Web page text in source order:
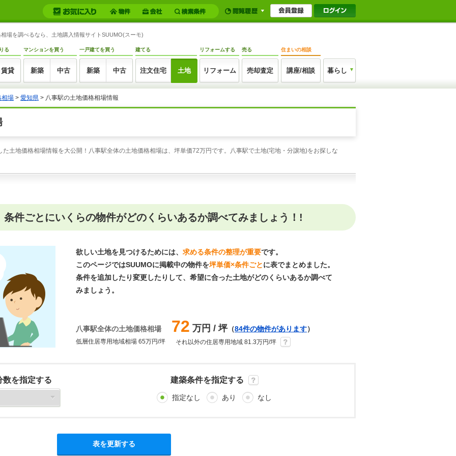
場を調べるなら、土地購入情報サイトSUUMO(スーモ)
る
賃貸
マンションを買う
新築 中古
一戸建てを買う
新築 中古
建てる
注文住宅 土地
リフォームする
リフォーム
売る
売却査定
住まいの相談
講座/相談 暮らし
相場 > 愛知県 > 八事駅の土地価格相場情報
土地価格相場情報を大公開！八事駅全体の土地価格相場は、坪単価72万円です。八事駅で土地(宅地・分譲地)をお探しな
条件ごとにいくらの物件がどのくらいあるか調べてみましょう！!
欲しい土地を見つけるためには、 求める条件の整理が重要です。
このページではSUUMOに掲載中の物件を坪単価×条件ごとに表でまとめました。
条件を追加したり変更したりして、希望に合った土地がどのくらいあるか調べて
みましょう。
八事駅全体の土地価格相場 72 万円 / 坪（84件の物件があります）
低層住居専用地域相場 65万円/坪 それ以外の住居専用地域 81.3万円/坪
数を指定する 建築条件を指定する
指定なし あり なし
表を更新する